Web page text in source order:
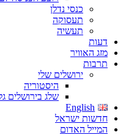
כנסי נדלן
תעסוקה
תעשיה
דעות
מזג האוויר
תרבות
ירושלים שלי
היסטוריה
שלג בירושלים
English
חדשות ישראל
המייל האדום